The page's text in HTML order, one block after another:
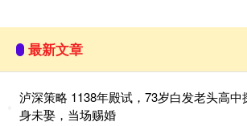
最新文章
泸深策略 1138年殿试，73岁白发老头高
身未娶，当场赐婚